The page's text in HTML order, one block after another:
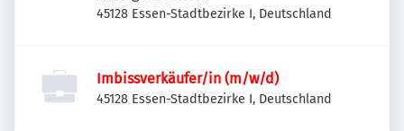
45128 Essen-Stadtbezirke I, Deutschland
Imbissverkäufer/in (m/w/d)
45128 Essen-Stadtbezirke I, Deutschland